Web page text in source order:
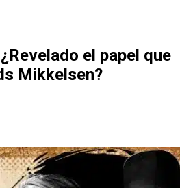
el papel que
Mikkelsen?